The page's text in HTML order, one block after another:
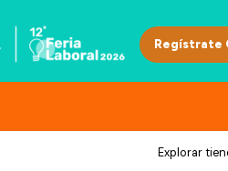
Explorar